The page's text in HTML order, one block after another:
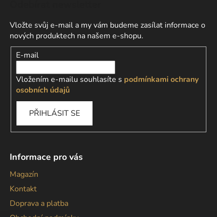
Vložte svůj e-mail a my vám budeme zasílat informace o
nových produktech na našem e-shopu.
E-mail
Vložením e-mailu souhlasíte s podmínkami ochrany
osobních údajů
PŘIHLÁSIT SE
Informace pro vás
Magazín
Kontakt
Doprava a platba